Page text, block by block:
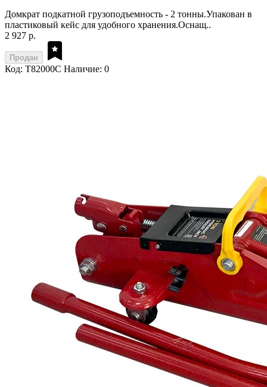
Домкрат подкатной грузоподъемность - 2 тонны.Упакован в
пластиковый кейс для удобного хранения.Оснащ..
2 927 р.
Продан
Код: T82000C Наличие: 0